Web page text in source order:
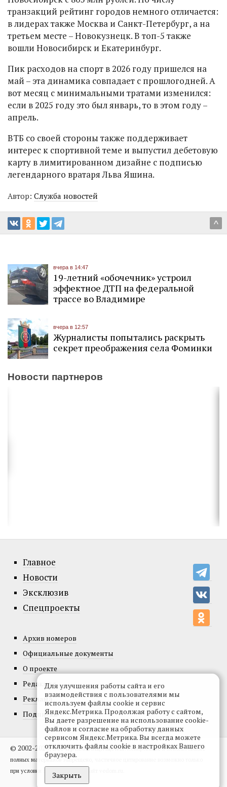
транзакций рейтинг городов немного отличается:
в лидерах также Москва и Санкт-Петербург, а на
третьем месте – Новокузнецк. В топ-5 также
вошли Новосибирск и Екатеринбург.
Пик расходов на спорт в 2026 году пришелся на
май – эта динамика совпадает с прошлогодней. А
вот месяц с минимальными тратами изменился:
если в 2025 году это был январь, то в этом году –
апрель.
ВТБ со своей стороны также поддерживает
интерес к спортивной теме и выпустил дебетовую
карту в лимитированном дизайне с подписью
легендарного вратаря Льва Яшина.
Автор: Служба новостей
^
вчера в 14:47
19-летний «обочечник» устроил
эффектное ДТП на федеральной
трассе во Владимире
вчера в 12:57
Журналисты попытались раскрыть
секрет преображения села Фоминки
Новости партнеров
Главное
Новости
Эксклюзив
Спецпроекты
Архив номеров
Официальные документы
О проекте
Редакция
Реклама
Подписка
© 2002-2026, Все права защищены.Копирование и использование
полных материалов запрещено, частичное цитирование возможно только
при условии гиперссылки на сайт vedom.ru.
Для улучшения работы сайта и его
взаимодействия с пользователями мы
используем файлы cookie и сервис
Яндекс.Метрика. Продолжая работу с сайтом,
Вы даете разрешение на использование cookie-
файлов и согласие на обработку данных
сервисом Яндекс.Метрика. Вы всегда можете
отключить файлы cookie в настройках Вашего
браузера.
Закрыть